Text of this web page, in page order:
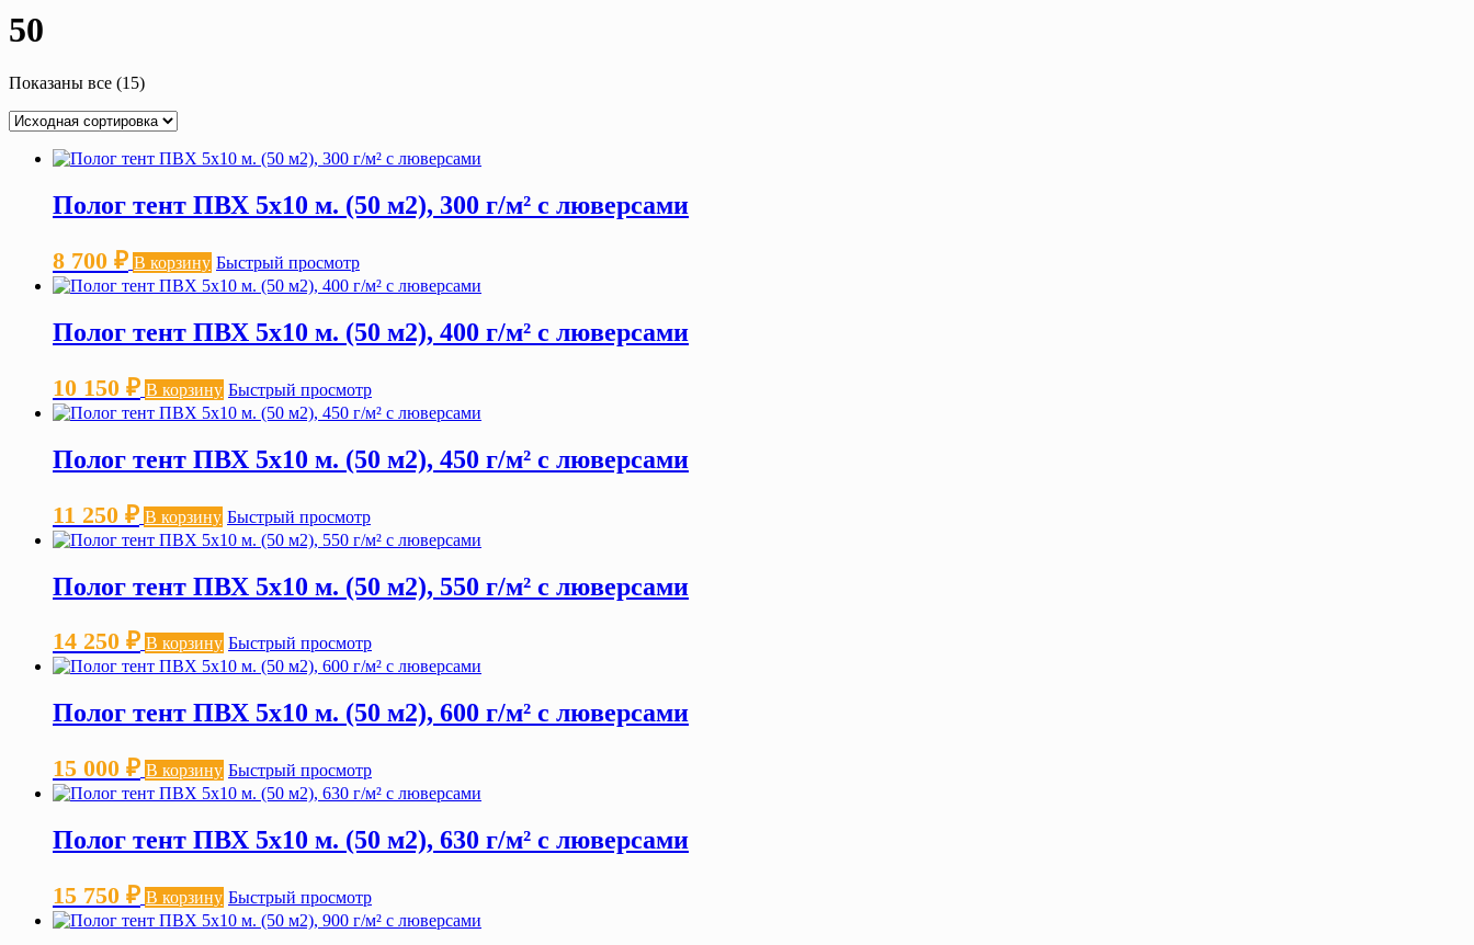
50
Показаны все (15)
Полог тент ПВХ 5х10 м. (50 м2), 300 г/м² с люверсами
8 700 ₽ В корзину Быстрый просмотр
Полог тент ПВХ 5х10 м. (50 м2), 400 г/м² с люверсами
10 150 ₽ В корзину Быстрый просмотр
Полог тент ПВХ 5х10 м. (50 м2), 450 г/м² с люверсами
11 250 ₽ В корзину Быстрый просмотр
Полог тент ПВХ 5х10 м. (50 м2), 550 г/м² с люверсами
14 250 ₽ В корзину Быстрый просмотр
Полог тент ПВХ 5х10 м. (50 м2), 600 г/м² с люверсами
15 000 ₽ В корзину Быстрый просмотр
Полог тент ПВХ 5х10 м. (50 м2), 630 г/м² с люверсами
15 750 ₽ В корзину Быстрый просмотр